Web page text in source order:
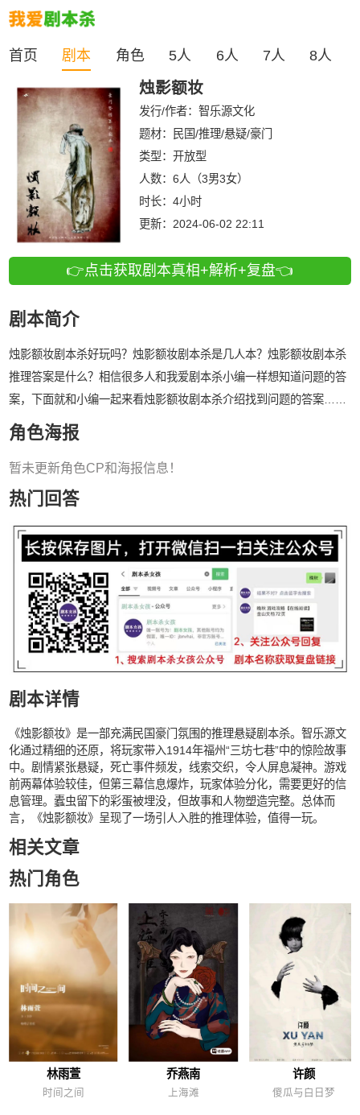
首页 剧本 角色 5人 6人 7人 8人
烛影额妆
发行/作者： 智乐源文化
题材：民国/推理/悬疑/豪门
类型： 开放型
人数： 6人（3男3女）
时长： 4小时
更新： 2024-06-02 22:11
👉点击获取剧本真相+解析+复盘👈
剧本简介
烛影额妆剧本杀好玩吗？烛影额妆剧本杀是几人本？烛影额妆剧本杀
推理答案是什么？相信很多人和我爱剧本杀小编一样想知道问题的答
案，下面就和小编一起来看烛影额妆剧本杀介绍找到问题的答案……
角色海报
暂未更新角色CP和海报信息！
热门回答
剧本详情
《烛影额妆》是一部充满民国豪门氛围的推理悬疑剧本杀。智乐源文
化通过精细的还原，将玩家带入1914年福州“三坊七巷”中的惊险故事
中。剧情紧张悬疑，死亡事件频发，线索交织，令人屏息凝神。游戏
前两幕体验较佳，但第三幕信息爆炸，玩家体验分化，需要更好的信
息管理。蠹虫留下的彩蛋被埋没，但故事和人物塑造完整。总体而
言，《烛影额妆》呈现了一场引人入胜的推理体验，值得一玩。
相关文章
热门角色
林雨萱
时间之间
乔燕南
上海滩
许颜
傻瓜与白日梦